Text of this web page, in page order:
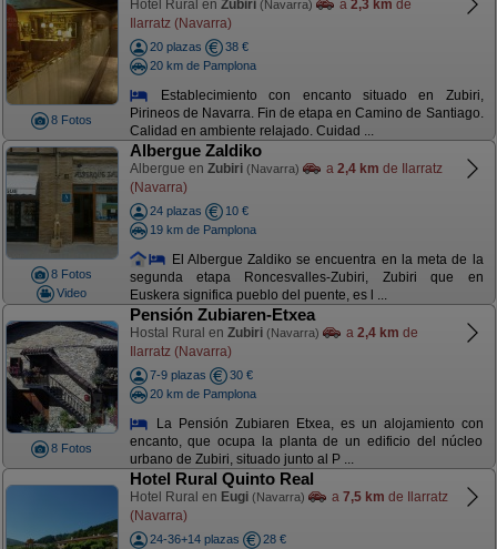
8 Fotos
Hotel Rural en Zubiri (Navarra) a 2,3 km de
Ilarratz (Navarra)
20 plazas
38 €
20 km de Pamplona
Establecimiento con encanto situado en Zubiri,
Pirineos de Navarra. Fin de etapa en Camino de Santiago.
Calidad en ambiente relajado. Cuidad ...
8 Fotos
Video
Albergue Zaldiko
Albergue en Zubiri (Navarra) a 2,4 km de Ilarratz
(Navarra)
24 plazas
10 €
19 km de Pamplona
El Albergue Zaldiko se encuentra en la meta de la
segunda etapa Roncesvalles-Zubiri, Zubiri que en
Euskera significa pueblo del puente, es l ...
8 Fotos
Pensión Zubiaren-Etxea
Hostal Rural en Zubiri (Navarra) a 2,4 km de
Ilarratz (Navarra)
7-9 plazas
30 €
20 km de Pamplona
La Pensión Zubiaren Etxea, es un alojamiento con
encanto, que ocupa la planta de un edificio del núcleo
urbano de Zubiri, situado junto al P ...
Hotel Rural Quinto Real
Hotel Rural en Eugi (Navarra) a 7,5 km de Ilarratz
(Navarra)
24-36+14 plazas
28 €